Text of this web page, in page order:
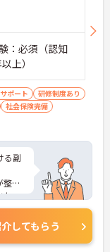
：必須（認知
上）
ポート
研修制度あり
社会保険完備
る副
整っ
た、
され
さら
さ
してもらう